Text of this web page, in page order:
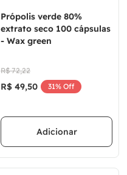
Própolis verde 80%
extrato seco 100 cápsulas
- Wax green
R$ 72,22
R$ 49,50 31% Off
Adicionar